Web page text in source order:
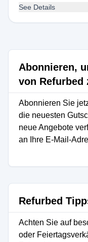
See Details
Abonnieren,
von Refurbed
Abonnieren Sie
die neuesten
neue Angebote
an Ihre E-Mail-
Refurbed
Achten Sie auf
oder